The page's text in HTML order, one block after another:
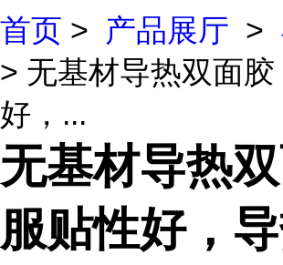
首页 > 产品展厅 >
> 无基材导热双面胶
好，...
无基材导热
服贴性好，